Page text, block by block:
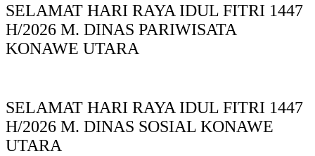
SELAMAT HARI RAYA IDUL FITRI 1447
H/2026 M. DINAS PARIWISATA
KONAWE UTARA
SELAMAT HARI RAYA IDUL FITRI 1447
H/2026 M. DINAS SOSIAL KONAWE
UTARA